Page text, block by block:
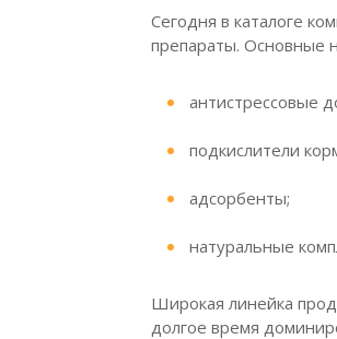
Сегодня в каталоге
препараты. Основные
антистрессовые
подкислители
адсорбенты;
натуральные
Широкая линейка
долгое время